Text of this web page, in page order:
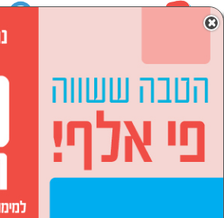
הסתר רשימת קטגוריות
סמארטפונים, שעונים חכמים
ואביזרים (107)
Apple אפל
נמצאו 113 מוצרי Apple אפל
×